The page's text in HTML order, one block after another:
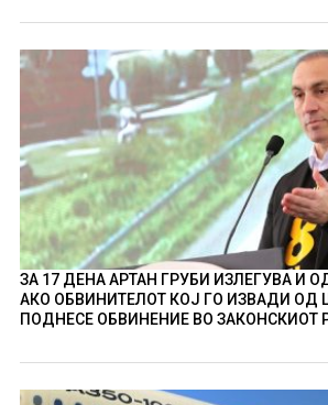
ЗА 17 ДЕНА АРТАН ГРУБИ ИЗЛЕГУВА И
АКО ОБВИНИТЕЛОТ КОЈ ГО ИЗВАДИ ОД
ПОДНЕСЕ ОБВИНЕНИЕ ВО ЗАКОНСКИОТ